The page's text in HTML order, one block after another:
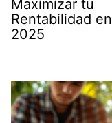
Maximizar tu
Rentabilidad en
2025